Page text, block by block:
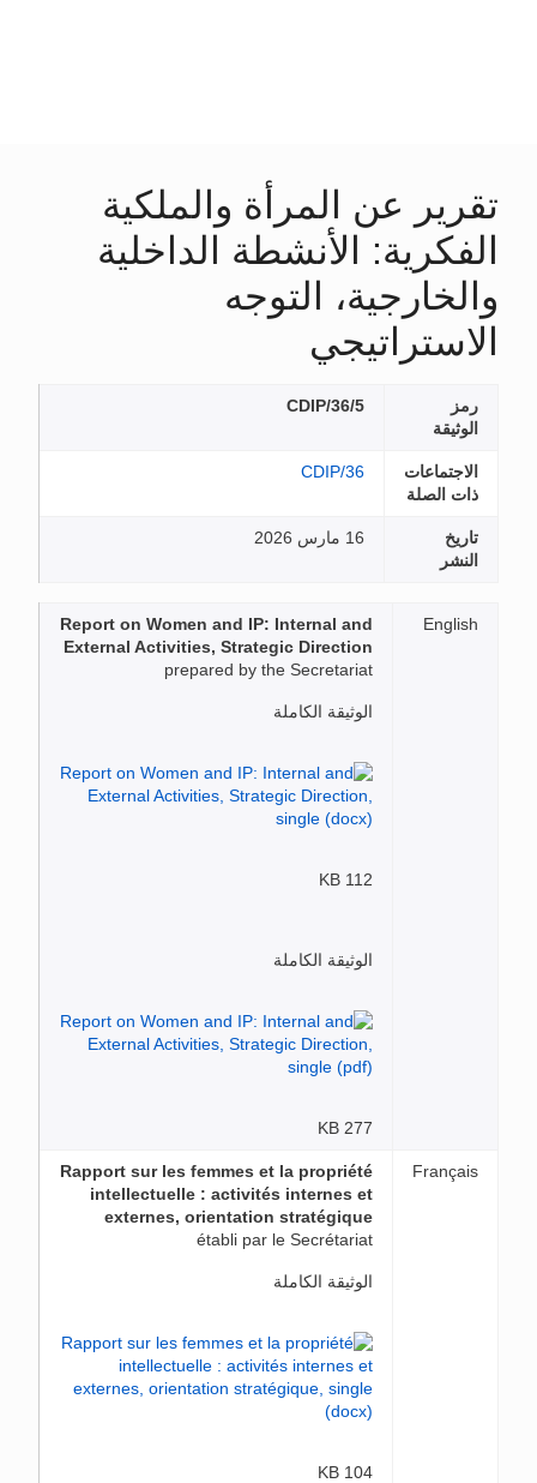
تقرير عن المرأة والملكية
الفكرية: الأنشطة الداخلية
والخارجية، التوجه
الاستراتيجي
رمز
الوثيقة
CDIP/36/5
الاجتماعات
ذات الصلة
CDIP/36
تاريخ
النشر
16 مارس 2026
English
Report on Women and IP: Internal and
External Activities, Strategic Direction
prepared by the Secretariat
الوثيقة الكاملة
112 KB
الوثيقة الكاملة
277 KB
Français
Rapport sur les femmes et la propriété
intellectuelle : activités internes et
externes, orientation stratégique
établi par le Secrétariat
الوثيقة الكاملة
104 KB